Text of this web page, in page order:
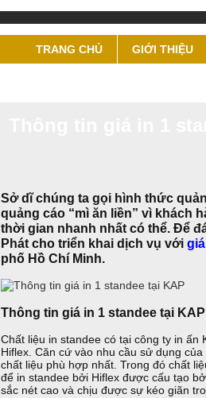
TRANG CHỦ GIỚI THIỆU
Sở dĩ chúng ta gọi hình thức
quảng cáo “mì ăn liền” vì khách
thời gian nhanh nhất có thể. Để
Phát cho triển khai dịch vụ với
phố Hồ Chí Minh.
Thông tin giá in 1 standee tại KAP
Chất liệu in standee có tại công ty in ấn
Hiflex. Căn cứ vào nhu cầu sử dụng
chất liệu phù hợp nhất. Trong đó chất
để in standee bởi Hiflex được cấu tạo
sắc nét cao và chịu được sự kéo giãn